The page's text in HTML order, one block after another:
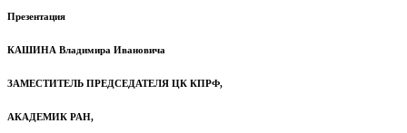
Презентация
КАШИНА Владимира Ивановича
ЗАМЕСТИТЕЛЬ ПРЕДСЕДАТЕЛЯ ЦК КПРФ,
АКАДЕМИК РАН,